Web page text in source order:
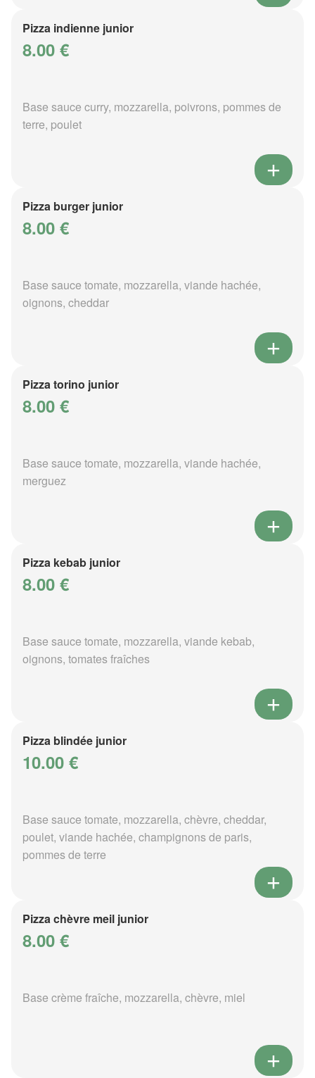
Pizza indienne junior
8.00 €
Base sauce curry, mozzarella, poivrons, pommes de
terre, poulet
Pizza burger junior
8.00 €
Base sauce tomate, mozzarella, viande hachée,
oignons, cheddar
Pizza torino junior
8.00 €
Base sauce tomate, mozzarella, viande hachée,
merguez
Pizza kebab junior
8.00 €
Base sauce tomate, mozzarella, viande kebab,
oignons, tomates fraîches
Pizza blindée junior
10.00 €
Base sauce tomate, mozzarella, chèvre, cheddar,
poulet, viande hachée, champignons de paris,
pommes de terre
Pizza chèvre meil junior
8.00 €
Base crème fraîche, mozzarella, chèvre, miel